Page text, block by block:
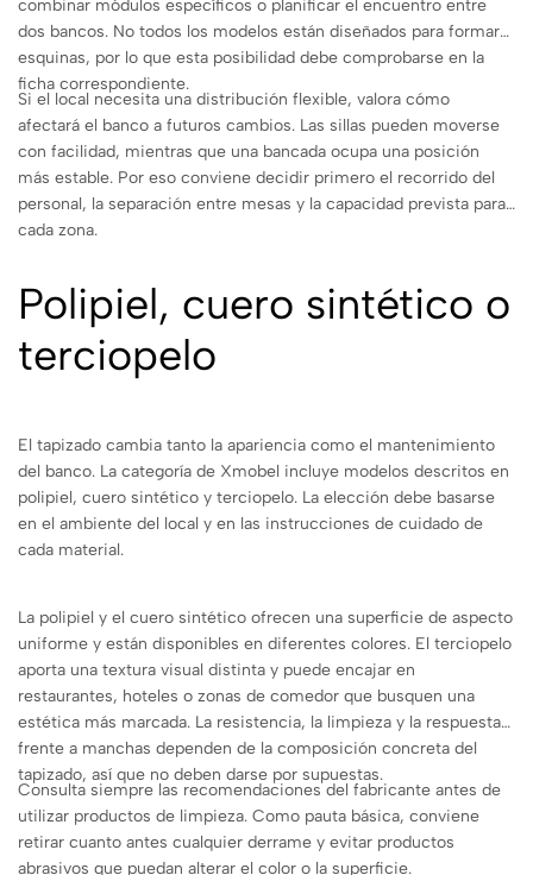
combinar módulos específicos o planificar el encuentro entre
dos bancos. No todos los modelos están diseñados para formar
esquinas, por lo que esta posibilidad debe comprobarse en la
ficha correspondiente.
Si el local necesita una distribución flexible, valora cómo
afectará el banco a futuros cambios. Las sillas pueden moverse
con facilidad, mientras que una bancada ocupa una posición
más estable. Por eso conviene decidir primero el recorrido del
personal, la separación entre mesas y la capacidad prevista para
cada zona.
Polipiel, cuero sintético o
terciopelo
El tapizado cambia tanto la apariencia como el mantenimiento
del banco. La categoría de Xmobel incluye modelos descritos en
polipiel, cuero sintético y terciopelo. La elección debe basarse
en el ambiente del local y en las instrucciones de cuidado de
cada material.
La polipiel y el cuero sintético ofrecen una superficie de aspecto
uniforme y están disponibles en diferentes colores. El terciopelo
aporta una textura visual distinta y puede encajar en
restaurantes, hoteles o zonas de comedor que busquen una
estética más marcada. La resistencia, la limpieza y la respuesta
frente a manchas dependen de la composición concreta del
tapizado, así que no deben darse por supuestas.
Consulta siempre las recomendaciones del fabricante antes de
utilizar productos de limpieza. Como pauta básica, conviene
retirar cuanto antes cualquier derrame y evitar productos
abrasivos que puedan alterar el color o la superficie.